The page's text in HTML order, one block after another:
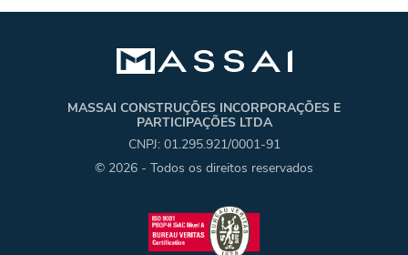
MASSAI CONSTRUÇÕES INCORPORAÇÕES E
PARTICIPAÇÕES LTDA
CNPJ: 01.295.921/0001-91
© 2026 - Todos os direitos reservados